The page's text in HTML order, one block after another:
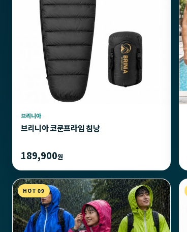
브리니아
브리니아 코쿤프라임 침낭
189,900원
HOT 09